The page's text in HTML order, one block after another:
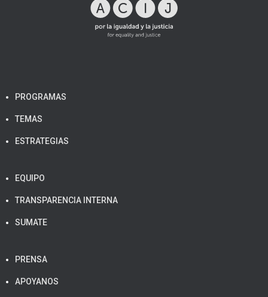
PROGRAMAS
TEMAS
ESTRATEGIAS
EQUIPO
TRANSPARENCIA INTERNA
SUMATE
PRENSA
APOYANOS